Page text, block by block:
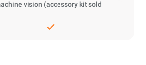
vision (accessory kit sold